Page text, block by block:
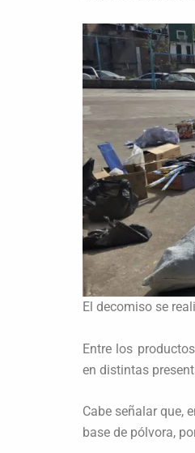
El decomiso se
Entre los
en distintas
Cabe señalar que,
base de pólvora,